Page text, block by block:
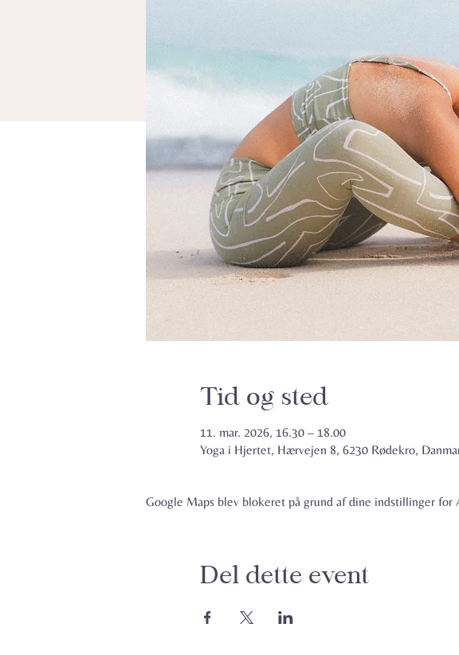
Tid og sted
11. mar. 2026, 16.30 – 18.00
Yoga i Hjertet, Hærvejen 8, 6230 Rødekro,
Google Maps blev blokeret på grund af dine indstillinger
Del dette event